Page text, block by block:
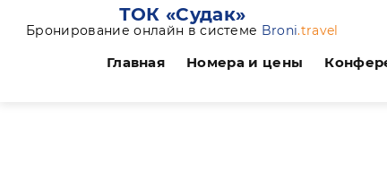
ТОК «Судак»
Бронирование онлайн в системе Broni.travel
Главная Номера и цены